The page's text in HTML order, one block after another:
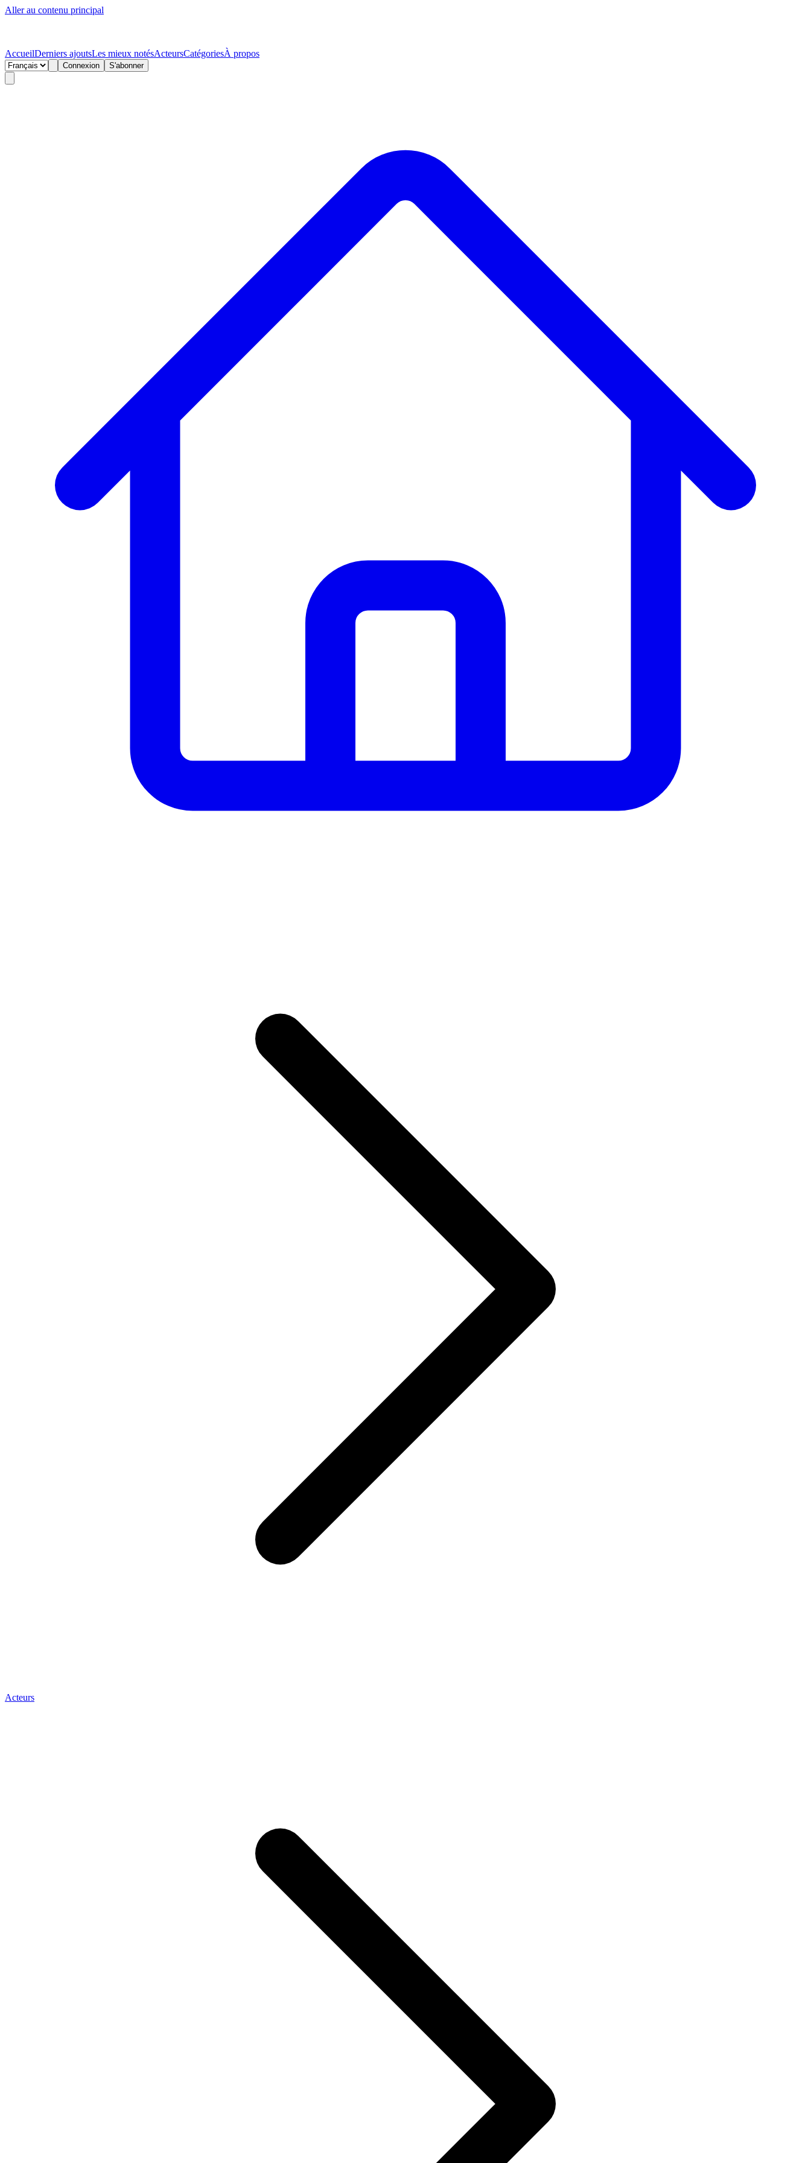
Aller au contenu principal
AccueilDerniers ajoutsLes mieux notésActeursCatégoriesÀ propos
Connexion S'abonner
Acteurs